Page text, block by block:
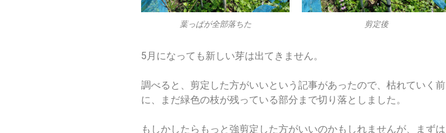
葉っぱが全部落ちた 剪定後
5月になっても新しい芽は出てきません。
調べると、剪定した方がいいという記事があったので、枯れていく前
に、まだ緑色の枝が残っている部分まで切り落としました。
もしかしたらもっと強剪定した方がいいのかもしれませんが、まずは